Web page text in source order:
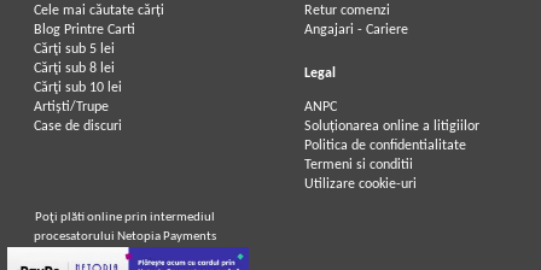
Cele mai căutate cărți
Blog Printre Carti
Cărţi sub 5 lei
Cărţi sub 8 lei
Cărţi sub 10 lei
Artiști/Trupe
Case de discuri
Retur comenzi
Angajari - Cariere
Legal
ANPC
Soluționarea online a litigiilor
Politica de confidentialitate
Termeni si conditii
Utilizare cookie-uri
Poţi plăti online prin intermediul
procesatorului Netopia Payments